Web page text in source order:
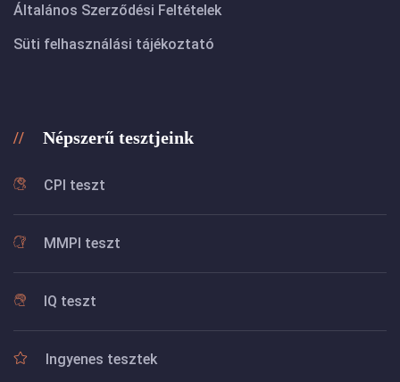
Általános Szerződési Feltételek
Süti felhasználási tájékoztató
Népszerű tesztjeink
CPI teszt
MMPI teszt
IQ teszt
Ingyenes tesztek